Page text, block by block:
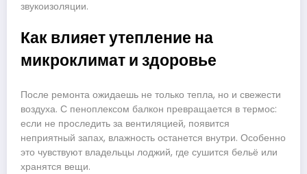
звукоизоляции.
Как влияет утепление на
микроклимат и здоровье
После ремонта ожидаешь не только тепла, но и свежести
воздуха. С пеноплексом балкон превращается в термос:
если не проследить за вентиляцией, появится
неприятный запах, влажность останется внутри. Особенно
это чувствуют владельцы лоджий, где сушится бельё или
хранятся вещи.